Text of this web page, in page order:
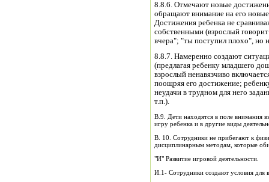
8.8.6. Отмечают новые
обращают внимание на его
Достижения ребенка не
собственными (взрослый
вчера"; "ты поступил плохо", но
8.8.7. Намеренно создают
(предлагая ребенку младшего
взрослый ненавязчиво
поощряя его достижение;
неудачи в трудном для него
т.п.).
В.9. Дети находятся в поле внимания
игру ребенка и в другие виды
В. 10. Сотрудники не прибегают к
дисциплинарным методам, которые
"И" Развитие игровой деятельности.
И.1- Сотрудники создают условия для